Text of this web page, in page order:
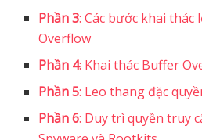
Phần 3: Các bước khai
Overflow
Phần 4: Khai thác Buffer
Phần 5: Leo thang đặc
Phần 6: Duy trì quyền truy